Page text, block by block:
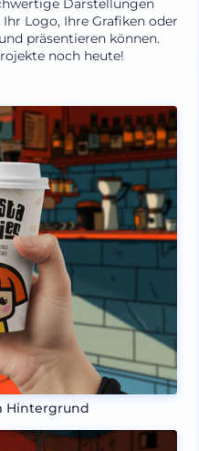
Darstellungen
Logo, Ihre Grafiken oder
präsentieren können.
noch heute!
Hintergrund